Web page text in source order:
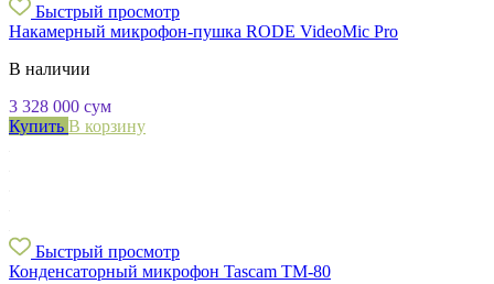
Быстрый просмотр
Накамерный микрофон-пушка RODE VideoMic Pro
В наличии
3 328 000 сум
Купить В корзину
Быстрый просмотр
Конденсаторный микрофон Tascam TM-80